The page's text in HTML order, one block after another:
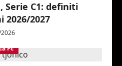
Serie C1: definiti
2026/2027
Fc